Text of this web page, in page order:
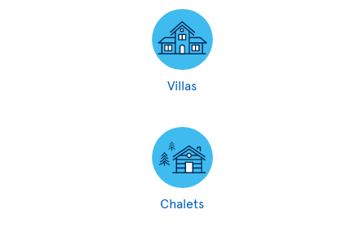
Villas
Chalets